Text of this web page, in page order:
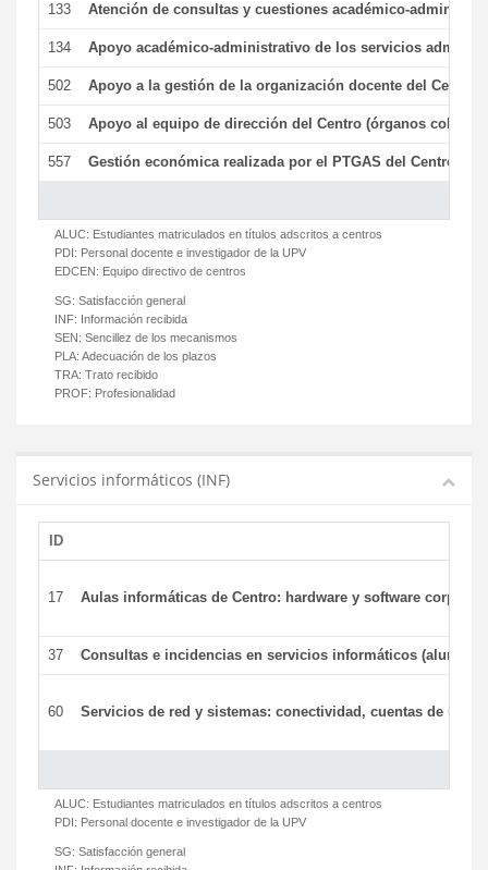
133 Atención de consultas y cuestiones académico-
134 Apoyo académico-administrativo de los servicios
502 Apoyo a la gestión de la organización docente del Centro
503 Apoyo al equipo de dirección del Centro (órganos
557 Gestión económica realizada por el PTGAS del Centro
ALUC: Estudiantes matriculados en títulos adscritos a centros
PDI: Personal docente e investigador de la UPV
EDCEN: Equipo directivo de centros
SG: Satisfacción general
INF: Información recibida
SEN: Sencillez de los mecanismos
PLA: Adecuación de los plazos
TRA: Trato recibido
PROF: Profesionalidad
Servicios informáticos (INF)
ID
17 Aulas informáticas de Centro: hardware y software
37 Consultas e incidencias en servicios informáticos (alumnos)
60 Servicios de red y sistemas: conectividad, cuentas de
ALUC: Estudiantes matriculados en títulos adscritos a centros
PDI: Personal docente e investigador de la UPV
SG: Satisfacción general